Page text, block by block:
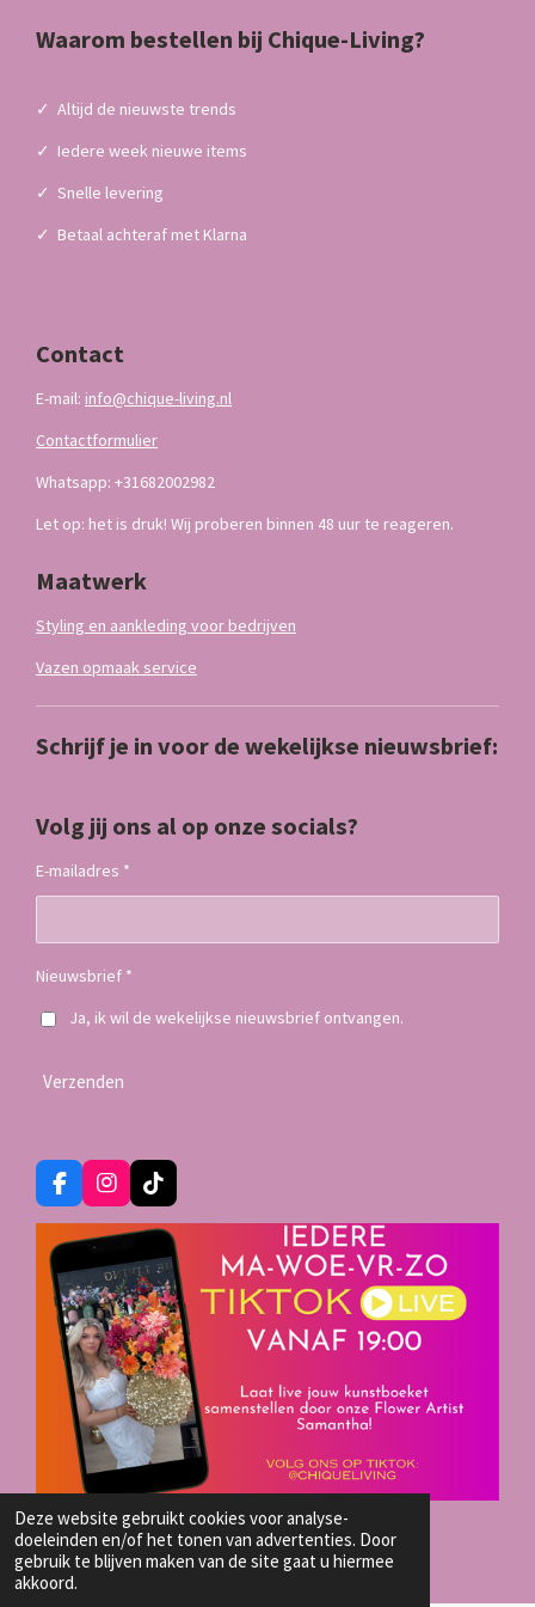
Deze website gebruikt cookies voor analyse-
doeleinden en/of het tonen van advertenties. Door
gebruik te blijven maken van de site gaat u hiermee
akkoord.
Waarom bestellen bij Chique-Living?
✓ Altijd de nieuwste trends
✓ Iedere week nieuwe items
✓ Snelle levering
✓ Betaal achteraf met Klarna
Contact
E-mail: info@chique-living.nl
Contactformulier
Whatsapp: +31682002982
Let op: het is druk! Wij proberen binnen 48 uur te reageren.
Maatwerk
Styling en aankleding voor bedrijven
Vazen opmaak service
Schrijf je in voor de wekelijkse nieuwsbrief:
Volg jij ons al op onze socials?
E-mailadres *
Nieuwsbrief *
Ja, ik wil de wekelijkse nieuwsbrief ontvangen.
Verzenden
F
a
b
o
o
k
I
n
s
a
g
r
a
m
T
i
k
T
o
k
TIKTOK LIVE SHOP
© 2023 - 2026 Chique-Living